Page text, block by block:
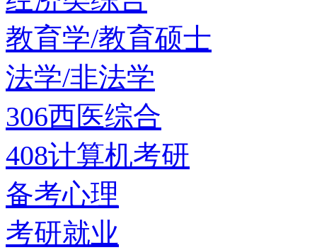
教育学/教育硕士
法学/非法学
306西医综合
408计算机考研
备考心理
考研就业